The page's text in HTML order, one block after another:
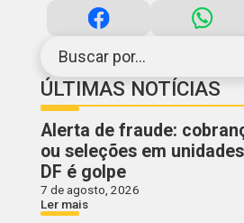
Buscar por...
ÚLTIMAS NOTÍCIAS
Alerta de fraude:
ou seleções em
DF é golpe
7 de agosto, 2026
Ler mais